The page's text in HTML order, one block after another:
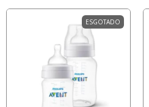
ESGOTADO